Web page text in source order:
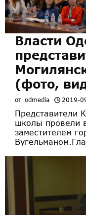
Власти
(фото,
от odmedia 2019-
Представители
школы провели
заместителем